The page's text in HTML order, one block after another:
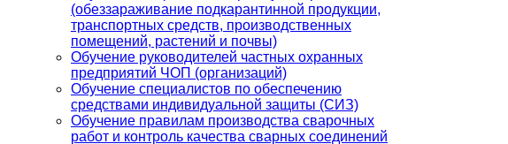
(обеззараживание подкарантинной продукции,
транспортных средств, производственных
помещений, растений и почвы)
Обучение руководителей частных охранных
предприятий ЧОП (организаций)
Обучение специалистов по обеспечению
средствами индивидуальной защиты (СИЗ)
Обучение правилам производства сварочных
работ и контроль качества сварных соединений